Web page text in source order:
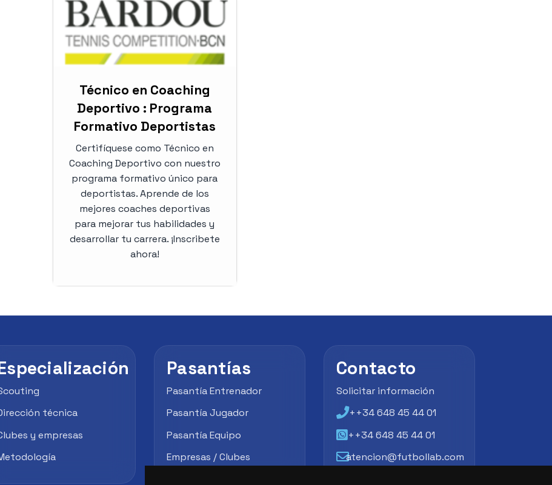
Técnico en Coaching
Deportivo : Programa
Formativo Deportistas
Certifíquese como Técnico en
Coaching Deportivo con nuestro
programa formativo único para
deportistas. Aprende de los
mejores coaches deportivas
para mejorar tus habilidades y
desarrollar tu carrera. ¡Inscribete
ahora!
técnica
y empresas
Pasantías
Pasantía Entrenador
Pasantía Jugador
Pasantía Equipo
Empresas / Clubes
Contacto
Solicitar información
++34 648 45 44 01
++34 648 45 44 01
atencion@futbollab.com